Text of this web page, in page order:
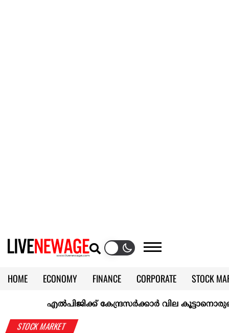
HOME ECONOMY FINANCE CORPORATE
STOCK
KERALA @70
എല്‍പിജിക്ക് കേന്ദ്രസർക്കാർ വില
STOCK MARKET